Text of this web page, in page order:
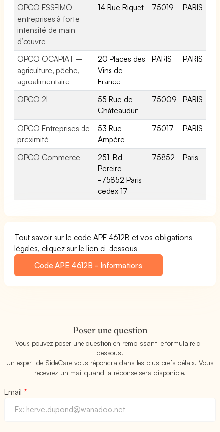
OPCO ESSFIMO –
entreprises à forte
intensité de main
d’œuvre
14 Rue Riquet 75019 PARIS
OPCO OCAPIAT –
agriculture, pêche,
agroalimentaire
20 Places des
Vins de
France
PARIS PARIS
OPCO 2I
55 Rue de
Châteaudun
75009 PARIS
OPCO Entreprises de
proximité
53 Rue
Ampère
75017 PARIS
OPCO Commerce
251, Bd
Pereire
-75852 Paris
cedex 17
75852 Paris
Tout savoir sur le code APE 4612B et vos obligations
légales, cliquez sur le lien ci-dessous
Code APE 4612B - Informations
Poser une question
Vous pouvez poser une question en remplissant le formulaire ci-
dessous.
Un expert de SideCare vous répondra dans les plus brefs délais. Vous
recevrez un mail quand la réponse sera disponible.
Email*